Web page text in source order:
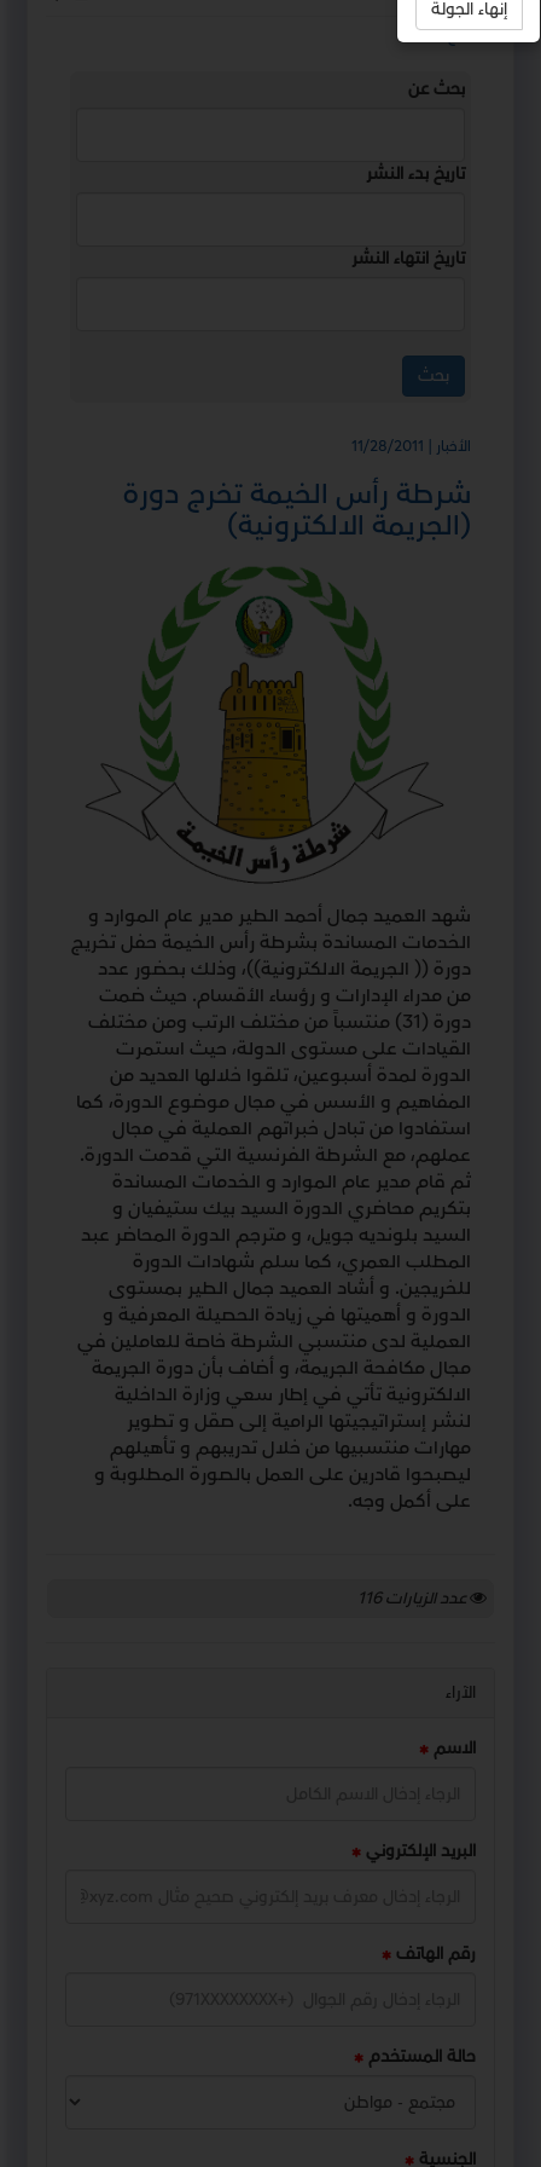
استمع
بحث عن
تاريخ بدء النشر
تاريخ انتهاء النشر
الأخبار | 11/28/2011
شرطة رأس الخيمة تخرج دورة
(الجريمة الالكترونية)
شهد العميد جمال أحمد الطير مدير عام الموارد و
الخدمات المساندة بشرطة رأس الخيمة حفل تخريج
دورة (( الجريمة الالكترونية))، وذلك بحضور عدد
من مدراء الإدارات و رؤساء الأقسام. حيث ضمت
دورة (31) منتسباً من مختلف الرتب ومن مختلف
القيادات على مستوى الدولة، حيث استمرت
الدورة لمدة أسبوعين، تلقوا خلالها العديد من
المفاهيم و الأسس في مجال موضوع الدورة، كما
استفادوا من تبادل خبراتهم العملية في مجال
عملهم، مع الشرطة الفرنسية التي قدمت الدورة.
ثم قام مدير عام الموارد و الخدمات المساندة
بتكريم محاضري الدورة السيد بيك ستيفيان و
السيد بلونديه جويل، و مترجم الدورة المحاضر عبد
المطلب العمري، كما سلم شهادات الدورة
للخريجين. و أشاد العميد جمال الطير بمستوى
الدورة و أهميتها في زيادة الحصيلة المعرفية و
العملية لدى منتسبي الشرطة خاصة للعاملين في
مجال مكافحة الجريمة، و أضاف بأن دورة الجريمة
الالكترونية تأتي في إطار سعي وزارة الداخلية
لنشر إستراتيجيتها الرامية إلى صقل و تطوير
مهارات منتسبيها من خلال تدريبهم و تأهيلهم
ليصبحوا قادرين على العمل بالصورة المطلوبة و
على أكمل وجه.
عدد الزيارات116
الآراء
الاسم
البريد الإلكتروني
رقم الهاتف
حالة المستخدم
الجنسية
إنهاء الجولة